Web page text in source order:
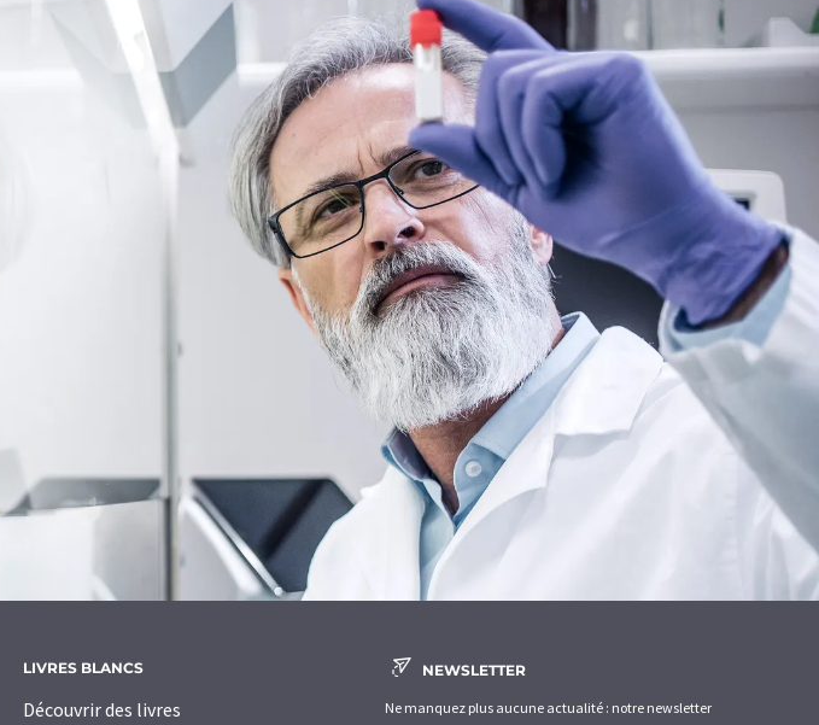
LIVRES BLANCS
Découvrir des livres
NEWSLETTER
Ne manquez plus aucune actualité : notre newsletter